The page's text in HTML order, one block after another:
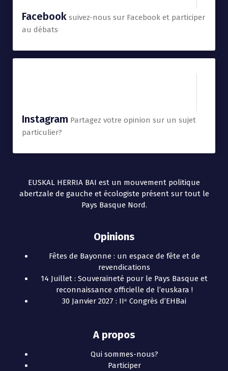
Facebook suivez-nous sur Facebook et participer
au débats
Instagram Partagez votre opinion sur un sujet
particulier?
EUSKAL HERRIA BAI est un mouvement politique
abertzale de gauche et écologiste présent sur tout le
Pays Basque Nord.
Opinions
Fêtes de Bayonne : un espace de fête et de
revendications
14 Juillet : Souveraineté pour le Pays Basque et
reconnaissance officielle de l’euskara !
30 Janvier 2027 : IIᵉ Congrès d’EHBai
A propos
Qui sommes-nous?
Participer